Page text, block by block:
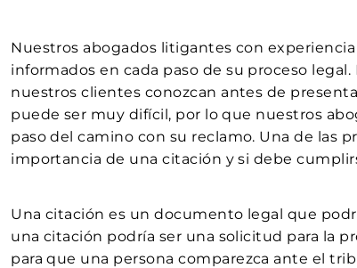
Nuestros abogados litigantes con
informados en cada paso de su proceso
nuestros clientes conozcan antes de
puede ser muy difícil, por lo que nuestros
paso del camino con su reclamo. Una de las
importancia de una citación y si debe
Una citación es un documento legal que
una citación podría ser una solicitud para la
para que una persona comparezca ante el